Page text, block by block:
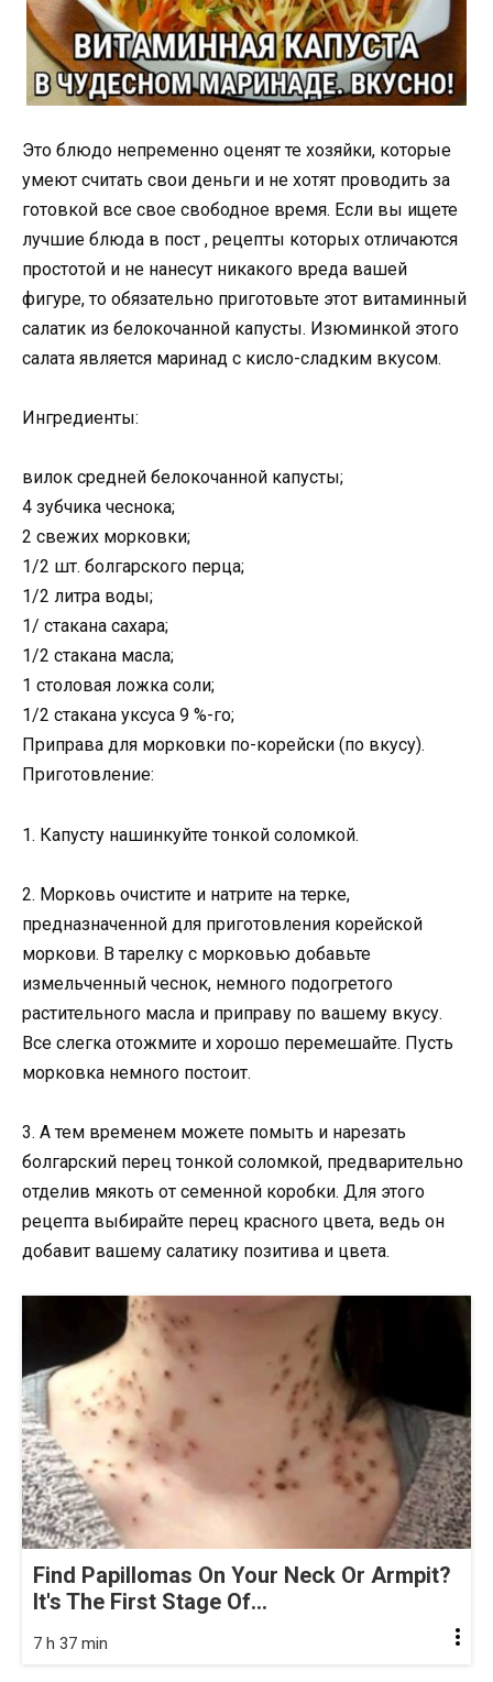
Это блюдо непременно оценят те хозяйки, которые
умеют считать свои деньги и не хотят проводить за
готовкой все свое свободное время. Если вы ищете
лучшие блюда в пост , рецепты которых отличаются
простотой и не нанесут никакого вреда вашей
фигуре, то обязательно приготовьте этот витаминный
салатик из белокочанной капусты. Изюминкой этого
салата является маринад с кисло-сладким вкусом.
Ингредиенты:
вилок средней белокочанной капусты;
4 зубчика чеснока;
2 свежих морковки;
1/2 шт. болгарского перца;
1/2 литра воды;
1/ стакана сахара;
1/2 стакана масла;
1 столовая ложка соли;
1/2 стакана уксуса 9 %-го;
Приправа для морковки по-корейски (по вкусу).
Приготовление:
1. Капусту нашинкуйте тонкой соломкой.
2. Морковь очистите и натрите на терке,
предназначенной для приготовления корейской
моркови. В тарелку с морковью добавьте
измельченный чеснок, немного подогретого
растительного масла и приправу по вашему вкусу.
Все слегка отожмите и хорошо перемешайте. Пусть
морковка немного постоит.
3. А тем временем можете помыть и нарезать
болгарский перец тонкой соломкой, предварительно
отделив мякоть от семенной коробки. Для этого
рецепта выбирайте перец красного цвета, ведь он
добавит вашему салатику позитива и цвета.
Find Papillomas On Your Neck Or Armpit?
It's The First Stage Of...
7 h 37 min